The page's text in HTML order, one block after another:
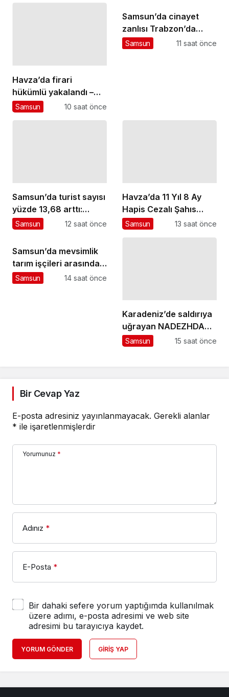
Havza’da firari
hükümlü yakalandı –
Haberler
Samsun 10 saat önce
Samsun’da cinayet
zanlısı Trabzon’da
yakalandı
Samsun 11 saat önce
Samsun’da turist sayısı
yüzde 13,68 arttı:
Almanlar zirvede
Samsun 12 saat önce
Havza’da 11 Yıl 8 Ay
Hapis Cezalı Şahıs
Yakalandı
Samsun 13 saat önce
Samsun’da mevsimlik
tarım işçileri arasında
çıkan kavgada 7 kişi
Samsun 14 saat önce
Karadeniz’de saldırıya
uğrayan NADEZHDA
gemisi Samsun’da
Samsun 15 saat önce
Bir Cevap Yaz
E-posta adresiniz yayınlanmayacak. Gerekli alanlar
* ile işaretlenmişlerdir
Yorumunuz *
Adınız *
E-Posta *
Bir dahaki sefere yorum yaptığımda kullanılmak
üzere adımı, e-posta adresimi ve web site
adresimi bu tarayıcıya kaydet.
YORUM GÖNDER GIRIŞ YAP